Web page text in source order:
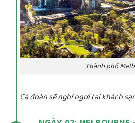
Thành phố
Cả đoàn sẽ nghỉ ngơi tại khách